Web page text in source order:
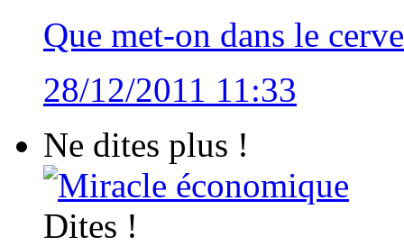
Que met-on dans le
28/12/2011 11:33
Ne dites plus !
Miracle économique
Dites !